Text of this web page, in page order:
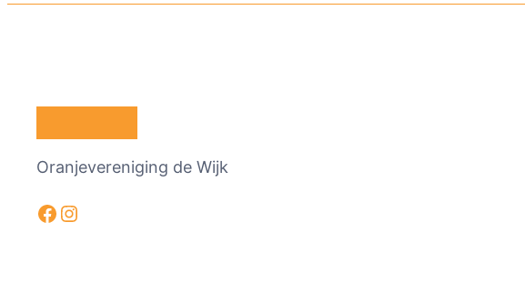
Oranjevereniging de Wijk
Facebook Instagram